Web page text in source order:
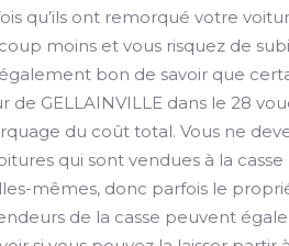
qu’ils ont remorqué votre
moins et vous risquez de
bon de savoir que
de GELLAINVILLE dans le 28
du coût total. Vous ne
qui sont vendues à la
mêmes, donc parfois le
de la casse peuvent